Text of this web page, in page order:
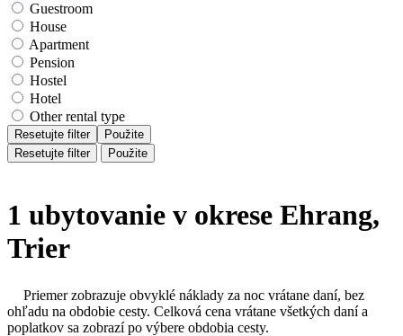
Guestroom
House
Apartment
Pension
Hostel
Hotel
Other rental type
Resetujte filter
Použite
Resetujte filter
Použite
1 ubytovanie v okrese Ehrang,
Trier
Priemer zobrazuje obvyklé náklady za noc vrátane daní, bez
ohľadu na obdobie cesty. Celková cena vrátane všetkých daní a
poplatkov sa zobrazí po výbere obdobia cesty.